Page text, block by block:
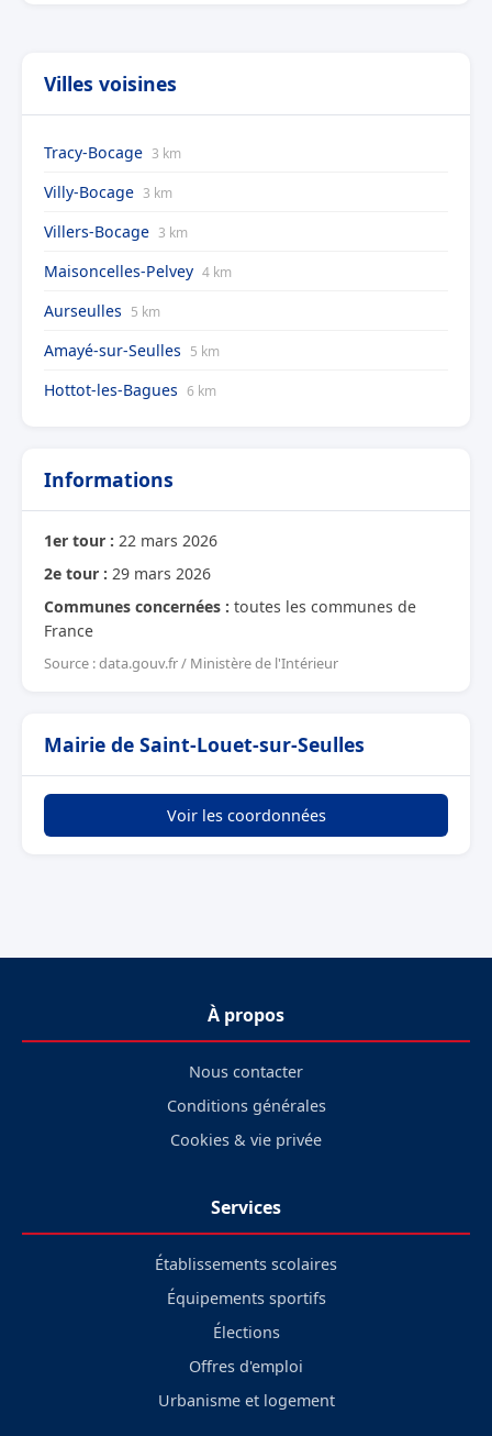
Villes voisines
Tracy-Bocage 3 km
Villy-Bocage 3 km
Villers-Bocage 3 km
Maisoncelles-Pelvey 4 km
Aurseulles 5 km
Amayé-sur-Seulles 5 km
Hottot-les-Bagues 6 km
Informations
1er tour : 22 mars 2026
2e tour : 29 mars 2026
Communes concernées : toutes les communes de
France
Source : data.gouv.fr / Ministère de l'Intérieur
Mairie de Saint-Louet-sur-Seulles
Voir les coordonnées
À propos
Nous contacter
Conditions générales
Cookies & vie privée
Services
Établissements scolaires
Équipements sportifs
Élections
Offres d'emploi
Urbanisme et logement